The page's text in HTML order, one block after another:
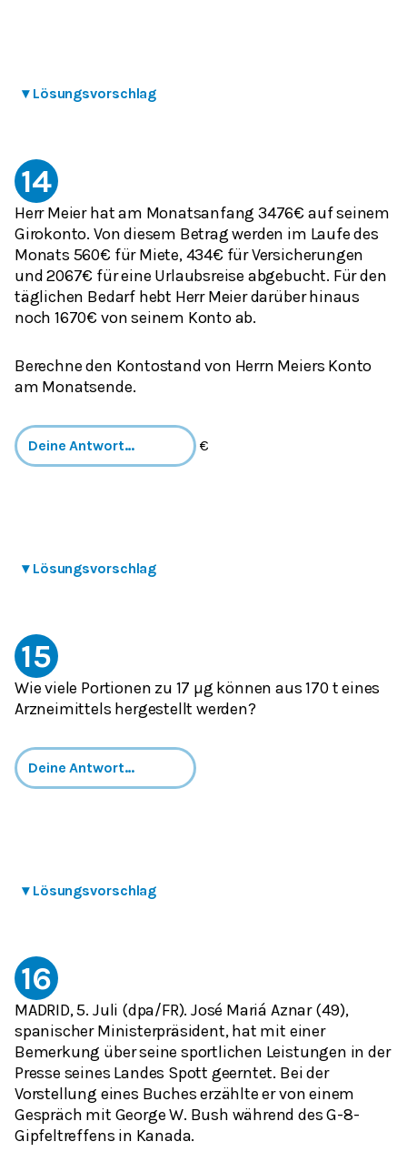
▾ Lösungsvorschlag
14
Herr Meier hat am Monatsanfang 3476€ auf seinem
Girokonto. Von diesem Betrag werden im Laufe des
Monats 560€ für Miete, 434€ für Versicherungen
und 2067€ für eine Urlaubsreise abgebucht. Für den
täglichen Bedarf hebt Herr Meier darüber hinaus
noch 1670€ von seinem Konto ab.
Berechne den Kontostand von Herrn Meiers Konto
am Monatsende.
€
▾ Lösungsvorschlag
15
Wie viele Portionen zu 17 µg können aus 170 t eines
Arzneimittels hergestellt werden?
▾ Lösungsvorschlag
16
MADRID, 5. Juli (dpa/FR). José Mariá Aznar (49),
spanischer Ministerpräsident, hat mit einer
Bemerkung über seine sportlichen Leistungen in der
Presse seines Landes Spott geerntet. Bei der
Vorstellung eines Buches erzählte er von einem
Gespräch mit George W. Bush während des G-8-
Gipfeltreffens in Kanada.